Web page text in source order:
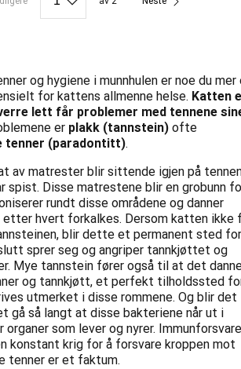
og hygiene i munnhulen er noe du mer
for kattens allmenne helse. Katten
lett får problemer med tennene
er plakk (tannstein) ofte
tenner (paradontitt).
av matrester blir sittende igjen på
spist. Disse matrestene blir en grobunn
rundt disse områdene og danner
etter hvert forkalkes. Dersom katten ikke
blir dette et permanent sted for
sprer seg og angriper tannkjøttet og
Mye tannstein fører også til at det
og tannkjøtt, et perfekt tilholdssted
utmerket i disse rommene. Og blir det
gå så langt at disse bakteriene når ut i
organer som lever og nyrer.
konstant krig for å forsvare kroppen mot
tenner er et faktum.